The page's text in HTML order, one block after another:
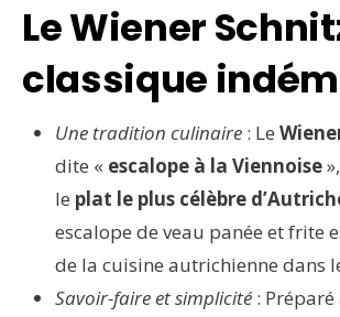
Le Wiener
classique
Une tradition culinaire : Le
dite « escalope à la Viennoise
le plat le plus célèbre
escalope de veau panée et frite
de la cuisine autrichienne dans
Savoir-faire et simplicité : Préparé